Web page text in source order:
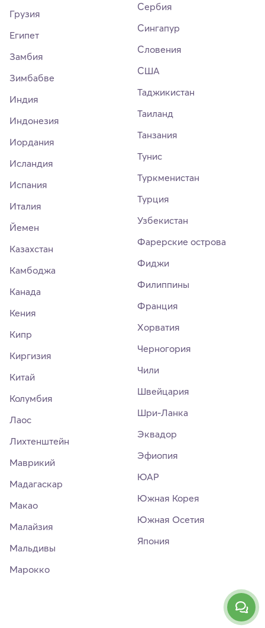
Грузия
Египет
Замбия
Зимбабве
Индия
Индонезия
Иордания
Исландия
Испания
Италия
Йемен
Казахстан
Камбоджа
Канада
Кения
Кипр
Киргизия
Китай
Колумбия
Лаос
Лихтенштейн
Маврикий
Мадагаскар
Макао
Малайзия
Мальдивы
Марокко
Сербия
Сингапур
Словения
США
Таджикистан
Таиланд
Танзания
Тунис
Туркменистан
Турция
Узбекистан
Фарерские острова
Фиджи
Филиппины
Франция
Хорватия
Черногория
Чили
Швейцария
Шри-Ланка
Эквадор
Эфиопия
ЮАР
Южная Корея
Южная Осетия
Япония